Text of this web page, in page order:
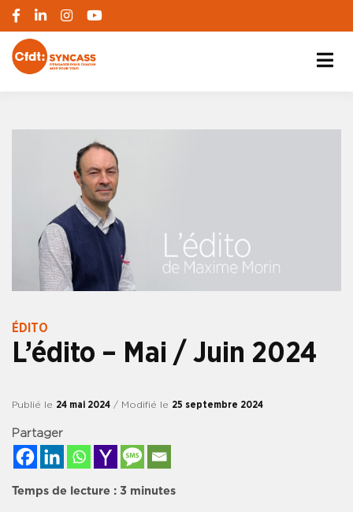
ÉDITO
L’édito – Mai / Juin 2024
Publié le 24 mai 2024 / Modifié le 25 septembre 2024
Partager
Temps de lecture : 3 minutes